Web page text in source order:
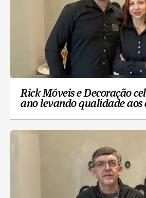
Rick Móveis e Decoração
ano levando qualidade aos